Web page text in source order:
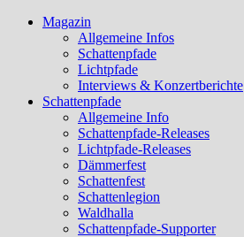
Magazin
Allgemeine Infos
Schattenpfade
Lichtpfade
Interviews & Konzertberichte
Schattenpfade
Allgemeine Info
Schattenpfade-Releases
Lichtpfade-Releases
Dämmerfest
Schattenfest
Schattenlegion
Waldhalla
Schattenpfade-Supporter